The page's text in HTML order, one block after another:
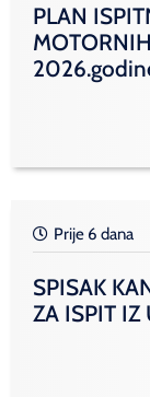
PLAN
Prije 6 dana
SPISAK
ZA ISPIT